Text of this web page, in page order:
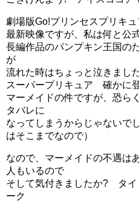
劇場版Go!プリンセスプリキ
最新映像ですが、私は何と公
長編作品のパンプキン王国の
が
流れた時はちょっと泣きました
スーパープリキュア 確かに
マーメイドの件ですが、恐ら
タバレに
なってしまうからじゃないで
はそこまでなので）
なので、マーメイドの不遇は
人もいるので
そして気付きましたか? タ
ーク